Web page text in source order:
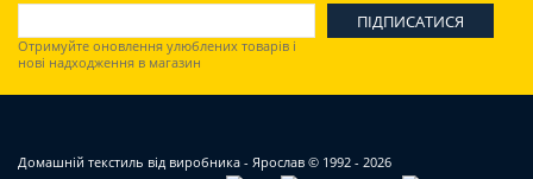
Отримуйте оновлення улюблених товарів і
нові надходження в магазин
Домашній текстиль від виробника - Ярослав © 1992 - 2026